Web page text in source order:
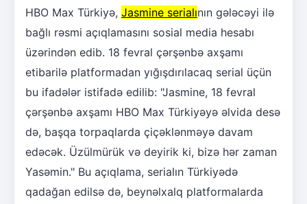
HBO Max Türkiyə, Jasmine serialının gələcəyi ilə
bağlı rəsmi açıqlamasını sosial media hesabı
üzərindən edib. 18 fevral çərşənbə axşamı
etibarilə platformadan yığışdırılacaq serial üçün
bu ifadələr istifadə edilib: "Jasmine, 18 fevral
çərşənbə axşamı HBO Max Türkiyəyə əlvida desə
də, başqa torpaqlarda çiçəklənməyə davam
edəcək. Üzülmürük və deyirik ki, bizə hər zaman
Yasəmin." Bu açıqlama, serialın Türkiyədə
qadağan edilsə də, beynəlxalq platformalarda